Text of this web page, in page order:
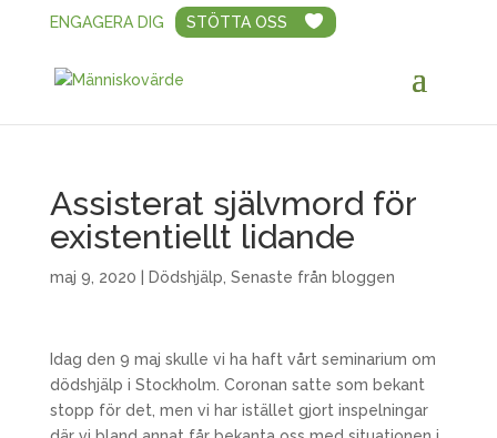
ENGAGERA DIG STÖTTA OSS
Assisterat självmord för
existentiellt lidande
maj 9, 2020 Dödshjälp Senaste från bloggen
Idag den 9 maj skulle vi ha haft vårt seminarium om
dödshjälp i Stockholm. Coronan satte som bekant
stopp för det, men vi har istället gjort inspelningar